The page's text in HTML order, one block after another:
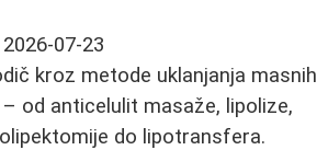
2026-07-23
kroz metode uklanjanja masnih
od anticelulit masaže, lipolize,
do lipotransfera.